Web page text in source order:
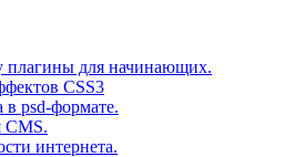
плагины для начинающих.
CSS3
в psd-формате.
CMS.
интернета.